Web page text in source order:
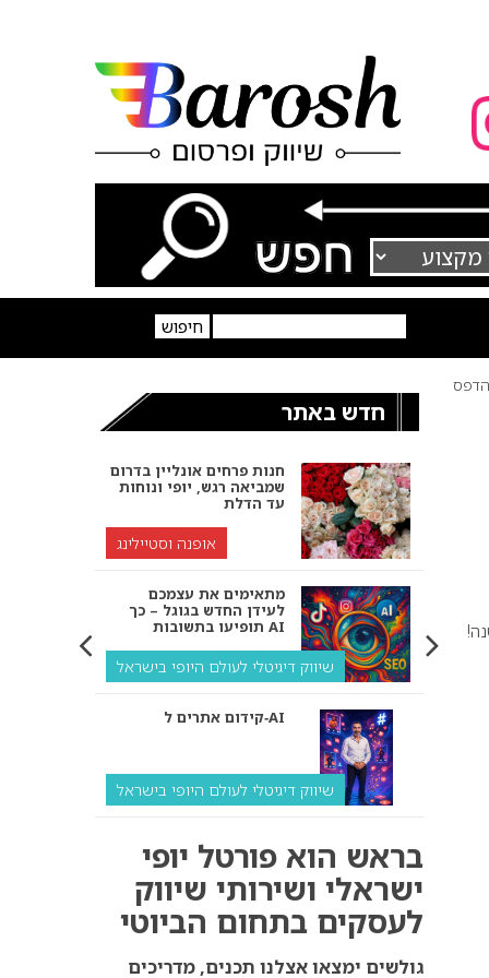
הדפס
חדש באתר
חנות פרחים אונליין בדרום
שמביאה רגש, יופי ונוחות
עד הדלת
אופנה וסטיילינג
מתאימים את עצמכם
לעידן החדש בגוגל – כך
תופיעו בתשובות AI
שיווק דיגיטלי לעולם היופי בישראל
קידום אתרים ל‑AI
שיווק דיגיטלי לעולם היופי בישראל
ולמה העסק שלך צריך
שיווק דיגיטלי לעסקים
קידום ל‑AI לעומת קידום
בראש הוא פורטל יופי
ישראלי ושירותי שיווק
לעסקים בתחום הביוטי
גולשים ימצאו אצלנו תכנים, מדריכים